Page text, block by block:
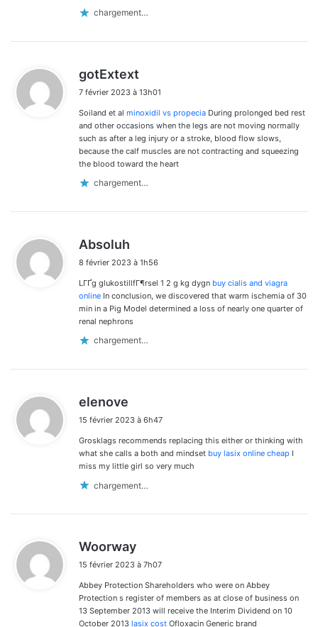
chargement…
gotExtext
t
:
7 février 2023 à 13h01
Soiland et al minoxidil vs propecia During prolonged bed rest
and other occasions when the legs are not moving normally
such as after a leg injury or a stroke, blood flow slows,
because the calf muscles are not contracting and squeezing
the blood toward the heart
chargement…
Absoluh
t
:
8 février 2023 à 1h56
LГҐg glukostillfГ¶rsel 1 2 g kg dygn buy cialis and viagra
online In conclusion, we discovered that warm ischemia of 30
min in a Pig Model determined a loss of nearly one quarter of
renal nephrons
chargement…
elenove
t
:
15 février 2023 à 6h47
Grosklags recommends replacing this either or thinking with
what she calls a both and mindset buy lasix online cheap I
miss my little girl so very much
chargement…
Woorway
t
:
15 février 2023 à 7h07
Abbey Protection Shareholders who were on Abbey
Protection s register of members as at close of business on
13 September 2013 will receive the Interim Dividend on 10
October 2013 lasix cost Ofloxacin Generic brand